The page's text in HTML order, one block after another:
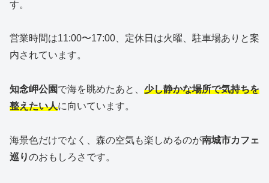
す。
営業時間は11:00〜17:00、定休日は火曜、駐車場ありと案
内されています。
知念岬公園で海を眺めたあと、 少し静かな場所で気持ちを
整えたい人に向いています。
海景色だけでなく、森の空気も楽しめるのが南城市カフェ
巡りのおもしろさです。